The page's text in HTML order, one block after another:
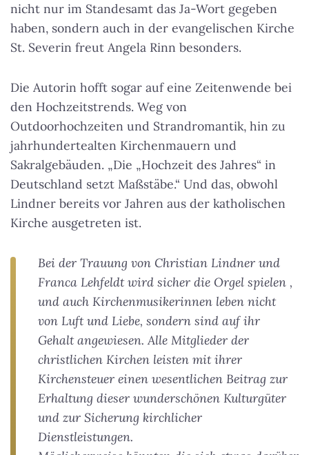
nicht nur im Standesamt das Ja-Wort gegeben
haben, sondern auch in der evangelischen Kirche
St. Severin freut Angela Rinn besonders.
Die Autorin hofft sogar auf eine Zeitenwende bei
den Hochzeitstrends. Weg von
Outdoorhochzeiten und Strandromantik, hin zu
jahrhundertealten Kirchenmauern und
Sakralgebäuden. „Die „Hochzeit des Jahres“ in
Deutschland setzt Maßstäbe.“ Und das, obwohl
Lindner bereits vor Jahren aus der katholischen
Kirche ausgetreten ist.
Bei der Trauung von Christian Lindner und
Franca Lehfeldt wird sicher die Orgel spielen ,
und auch Kirchenmusikerinnen leben nicht
von Luft und Liebe, sondern sind auf ihr
Gehalt angewiesen. Alle Mitglieder der
christlichen Kirchen leisten mit ihrer
Kirchensteuer einen wesentlichen Beitrag zur
Erhaltung dieser wunderschönen Kulturgüter
und zur Sicherung kirchlicher
Dienstleistungen.